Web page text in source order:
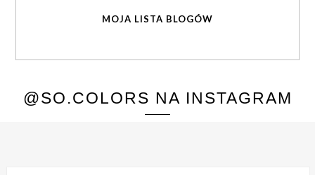
MOJA LISTA BLOGÓW
@SO.COLORS NA INSTAGRAM